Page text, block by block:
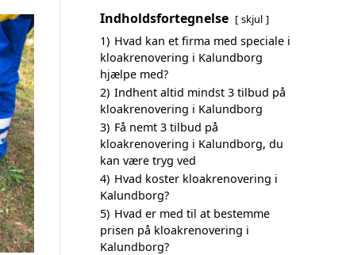
Indholdsfortegnelse skjul
1) Hvad kan et firma med speciale i
kloakrenovering i Kalundborg
hjælpe med?
2) Indhent altid mindst 3 tilbud på
kloakrenovering i Kalundborg
3) Få nemt 3 tilbud på
kloakrenovering i Kalundborg, du
kan være tryg ved
4) Hvad koster kloakrenovering i
Kalundborg?
5) Hvad er med til at bestemme
prisen på kloakrenovering i
Kalundborg?